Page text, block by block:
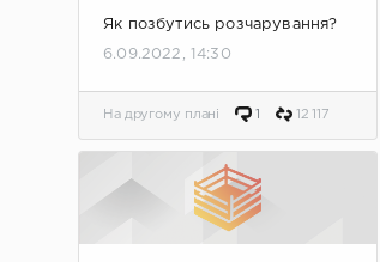
Як позбутись розчарування?
6.09.2022, 14:30
На другому плані 1 12 117